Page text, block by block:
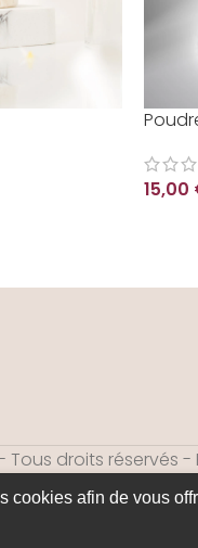
15,00
Tous droits réservés -
cookies afin de vous